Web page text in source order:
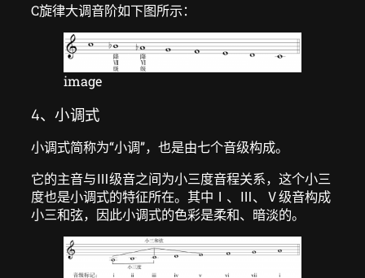
C旋律大调音阶如下图所示：
image
4、小调式
小调式简称为“小调”，也是由七个音级构成。
它的主音与Ⅲ级音之间为小三度音程关系，这个小三
度也是小调式的特征所在。其中Ⅰ、Ⅲ、Ⅴ级音构成
小三和弦，因此小调式的色彩是柔和、暗淡的。